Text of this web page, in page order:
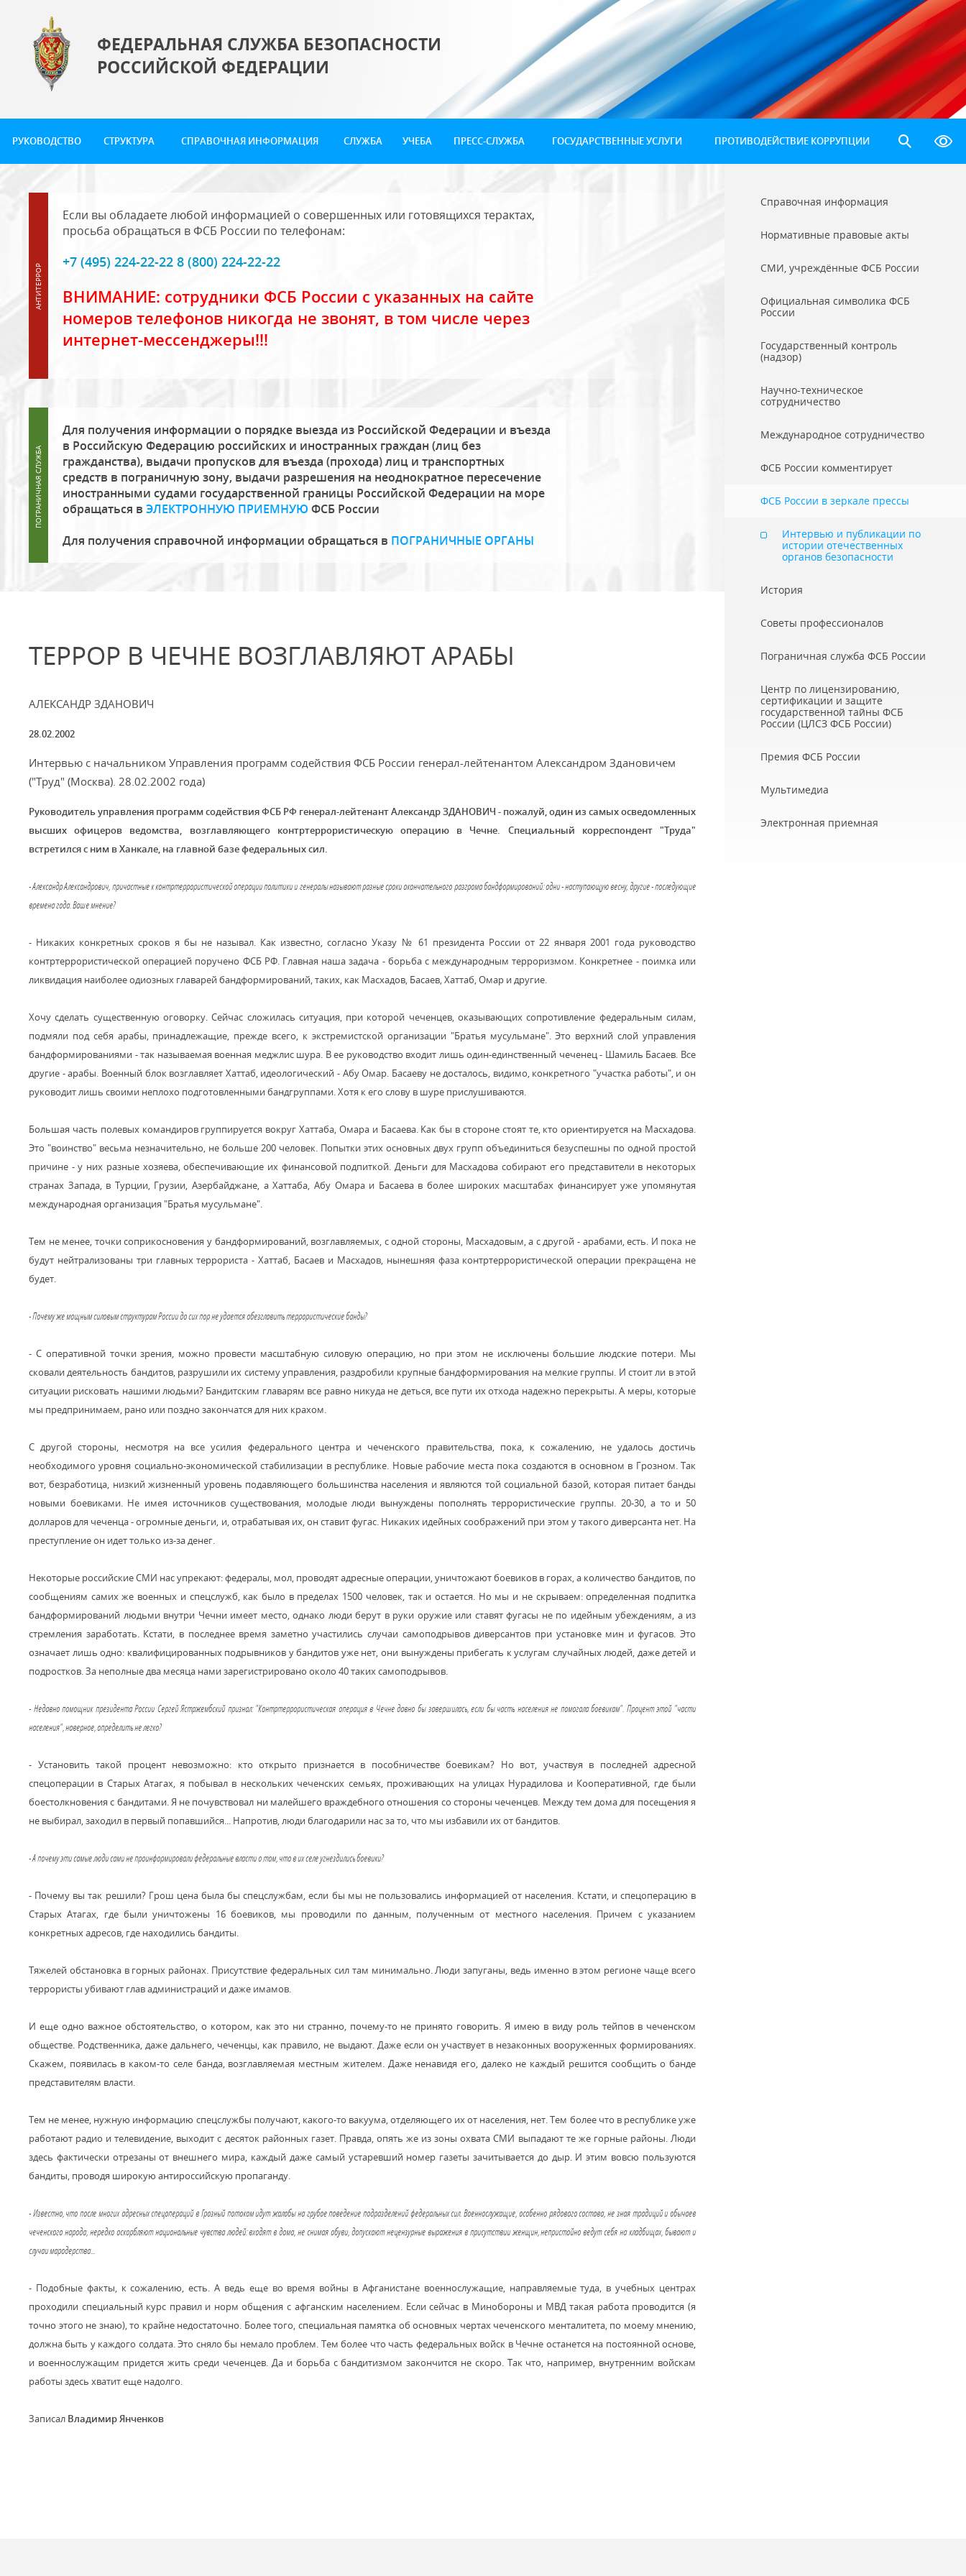
ФЕДЕРАЛЬНАЯ СЛУЖБА БЕЗОПАСНОСТИ
РОССИЙСКОЙ ФЕДЕРАЦИИ
РУКОВОДСТВО СТРУКТУРА СПРАВОЧНАЯ ИНФОРМАЦИЯ СЛУЖБА УЧЕБА ПРЕСС-СЛУЖБА ГОСУДАРСТВЕННЫЕ УСЛУГИ ПРОТИВОДЕЙСТВИЕ КОРРУПЦИИ
Если вы обладаете любой информацией о совершенных или готовящихся терактах,
просьба обращаться в ФСБ России по телефонам:
+7 (495) 224-22-22 8 (800) 224-22-22
ВНИМАНИЕ: сотрудники ФСБ России с указанных на сайте
номеров телефонов никогда не звонят, в том числе через
интернет-мессенджеры!!!
Для получения информации о порядке выезда из Российской Федерации и въезда
в Российскую Федерацию российских и иностранных граждан (лиц без
гражданства), выдачи пропусков для въезда (прохода) лиц и транспортных
средств в пограничную зону, выдачи разрешения на неоднократное пересечение
иностранными судами государственной границы Российской Федерации на море
обращаться в ЭЛЕКТРОННУЮ ПРИЕМНУЮ ФСБ России
Для получения справочной информации обращаться в ПОГРАНИЧНЫЕ ОРГАНЫ
ТЕРРОР В ЧЕЧНЕ ВОЗГЛАВЛЯЮТ АРАБЫ
АЛЕКСАНДР ЗДАНОВИЧ
28.02.2002
Интервью с начальником Управления программ содействия ФСБ России генерал-лейтенантом Александром Здановичем
("Труд" (Москва). 28.02.2002 года)
Руководитель управления программ содействия ФСБ РФ генерал-лейтенант Александр ЗДАНОВИЧ - пожалуй, один из самых осведомленных
высших офицеров ведомства, возглавляющего контртеррористическую операцию в Чечне. Специальный корреспондент "Труда"
встретился с ним в Ханкале, на главной базе федеральных сил.
- Александр Александрович, причастные к контртеррористической операции политики и генералы называют разные сроки окончательного разгрома бандформирований: одни - наступающую весну, другие - последующие
времена года. Ваше мнение?
- Никаких конкретных сроков я бы не называл. Как известно, согласно Указу № 61 президента России от 22 января 2001 года руководство
контртеррористической операцией поручено ФСБ РФ. Главная наша задача - борьба с международным терроризмом. Конкретнее - поимка или
ликвидация наиболее одиозных главарей бандформирований, таких, как Масхадов, Басаев, Хаттаб, Омар и другие.
Хочу сделать существенную оговорку. Сейчас сложилась ситуация, при которой чеченцев, оказывающих сопротивление федеральным силам,
подмяли под себя арабы, принадлежащие, прежде всего, к экстремистской организации "Братья мусульмане". Это верхний слой управления
бандформированиями - так называемая военная меджлис шура. В ее руководство входит лишь один-единственный чеченец - Шамиль Басаев. Все
другие - арабы. Военный блок возглавляет Хаттаб, идеологический - Абу Омар. Басаеву не досталось, видимо, конкретного "участка работы", и он
руководит лишь своими неплохо подготовленными бандгруппами. Хотя к его слову в шуре прислушиваются.
Большая часть полевых командиров группируется вокруг Хаттаба, Омара и Басаева. Как бы в стороне стоят те, кто ориентируется на Масхадова.
Это "воинство" весьма незначительно, не больше 200 человек. Попытки этих основных двух групп объединиться безуспешны по одной простой
причине - у них разные хозяева, обеспечивающие их финансовой подпиткой. Деньги для Масхадова собирают его представители в некоторых
странах Запада, в Турции, Грузии, Азербайджане, а Хаттаба, Абу Омара и Басаева в более широких масштабах финансирует уже упомянутая
международная организация "Братья мусульмане".
Тем не менее, точки соприкосновения у бандформирований, возглавляемых, с одной стороны, Масхадовым, а с другой - арабами, есть. И пока не
будут нейтрализованы три главных террориста - Хаттаб, Басаев и Масхадов, нынешняя фаза контртеррористической операции прекращена не
будет.
- Почему же мощным силовым структурам России до сих пор не удается обезглавить террористические банды?
- С оперативной точки зрения, можно провести масштабную силовую операцию, но при этом не исключены большие людские потери. Мы
сковали деятельность бандитов, разрушили их систему управления, раздробили крупные бандформирования на мелкие группы. И стоит ли в этой
ситуации рисковать нашими людьми? Бандитским главарям все равно никуда не деться, все пути их отхода надежно перекрыты. А меры, которые
мы предпринимаем, рано или поздно закончатся для них крахом.
С другой стороны, несмотря на все усилия федерального центра и чеченского правительства, пока, к сожалению, не удалось достичь
необходимого уровня социально-экономической стабилизации в республике. Новые рабочие места пока создаются в основном в Грозном. Так
вот, безработица, низкий жизненный уровень подавляющего большинства населения и являются той социальной базой, которая питает банды
новыми боевиками. Не имея источников существования, молодые люди вынуждены пополнять террористические группы. 20-30, а то и 50
долларов для чеченца - огромные деньги, и, отрабатывая их, он ставит фугас. Никаких идейных соображений при этом у такого диверсанта нет. На
преступление он идет только из-за денег.
Некоторые российские СМИ нас упрекают: федералы, мол, проводят адресные операции, уничтожают боевиков в горах, а количество бандитов, по
сообщениям самих же военных и спецслужб, как было в пределах 1500 человек, так и остается. Но мы и не скрываем: определенная подпитка
бандформирований людьми внутри Чечни имеет место, однако люди берут в руки оружие или ставят фугасы не по идейным убеждениям, а из
стремления заработать. Кстати, в последнее время заметно участились случаи самоподрывов диверсантов при установке мин и фугасов. Это
означает лишь одно: квалифицированных подрывников у бандитов уже нет, они вынуждены прибегать к услугам случайных людей, даже детей и
подростков. За неполные два месяца нами зарегистрировано около 40 таких самоподрывов.
- Недавно помощник президента России Сергей Ястржембский признал: "Контртеррористическая операция в Чечне давно бы завершилась, если бы часть населения не помогала боевикам". Процент этой "части
населения", наверное, определить не легко?
- Установить такой процент невозможно: кто открыто признается в пособничестве боевикам? Но вот, участвуя в последней адресной
спецоперации в Старых Атагах, я побывал в нескольких чеченских семьях, проживающих на улицах Нурадилова и Кооперативной, где были
боестолкновения с бандитами. Я не почувствовал ни малейшего враждебного отношения со стороны чеченцев. Между тем дома для посещения я
не выбирал, заходил в первый попавшийся... Напротив, люди благодарили нас за то, что мы избавили их от бандитов.
- А почему эти самые люди сами не проинформировали федеральные власти о том, что в их селе угнездились боевики?
- Почему вы так решили? Грош цена была бы спецслужбам, если бы мы не пользовались информацией от населения. Кстати, и спецоперацию в
Старых Атагах, где были уничтожены 16 боевиков, мы проводили по данным, полученным от местного населения. Причем с указанием
конкретных адресов, где находились бандиты.
Тяжелей обстановка в горных районах. Присутствие федеральных сил там минимально. Люди запуганы, ведь именно в этом регионе чаще всего
террористы убивают глав администраций и даже имамов.
И еще одно важное обстоятельство, о котором, как это ни странно, почему-то не принято говорить. Я имею в виду роль тейпов в чеченском
обществе. Родственника, даже дальнего, чеченцы, как правило, не выдают. Даже если он участвует в незаконных вооруженных формированиях.
Скажем, появилась в каком-то селе банда, возглавляемая местным жителем. Даже ненавидя его, далеко не каждый решится сообщить о банде
представителям власти.
Тем не менее, нужную информацию спецслужбы получают, какого-то вакуума, отделяющего их от населения, нет. Тем более что в республике уже
работают радио и телевидение, выходит с десяток районных газет. Правда, опять же из зоны охвата СМИ выпадают те же горные районы. Люди
здесь фактически отрезаны от внешнего мира, каждый даже самый устаревший номер газеты зачитывается до дыр. И этим вовсю пользуются
бандиты, проводя широкую антироссийскую пропаганду.
- Известно, что после многих адресных спецопераций в Грозный потоком идут жалобы на грубое поведение подразделений федеральных сил. Военнослужащие, особенно рядового состава, не зная традиций и обычаев
чеченского народа, нередко оскорбляют национальные чувства людей: входят в дома, не снимая обуви, допускают нецензурные выражения в присутствии женщин, непристойно ведут себя на кладбищах, бывают и
случаи мародерства...
- Подобные факты, к сожалению, есть. А ведь еще во время войны в Афганистане военнослужащие, направляемые туда, в учебных центрах
проходили специальный курс правил и норм общения с афганским населением. Если сейчас в Минобороны и МВД такая работа проводится (я
точно этого не знаю), то крайне недостаточно. Более того, специальная памятка об основных чертах чеченского менталитета, по моему мнению,
должна быть у каждого солдата. Это сняло бы немало проблем. Тем более что часть федеральных войск в Чечне останется на постоянной основе,
и военнослужащим придется жить среди чеченцев. Да и борьба с бандитизмом закончится не скоро. Так что, например, внутренним войскам
работы здесь хватит еще надолго.
Записал Владимир Янченков
Справочная информация
Нормативные правовые акты
СМИ, учреждённые ФСБ России
Официальная символика ФСБ
России
Государственный контроль
(надзор)
Научно-техническое
сотрудничество
Международное сотрудничество
ФСБ России комментирует
ФСБ России в зеркале прессы
Интервью и публикации по
истории отечественных
органов безопасности
История
Советы профессионалов
Пограничная служба ФСБ России
Центр по лицензированию,
сертификации и защите
государственной тайны ФСБ
России (ЦЛСЗ ФСБ России)
Премия ФСБ России
Мультимедиа
Электронная приемная